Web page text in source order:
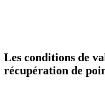
Les conditions de
récupération de